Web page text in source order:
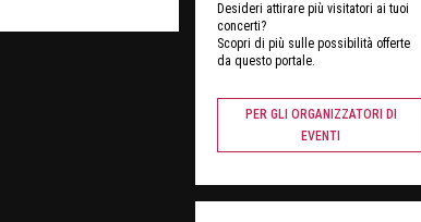
Desideri attirare più visitatori ai tuoi
concerti?
Scopri di più sulle possibilità offerte
da questo portale.
PER GLI ORGANIZZATORI DI
EVENTI